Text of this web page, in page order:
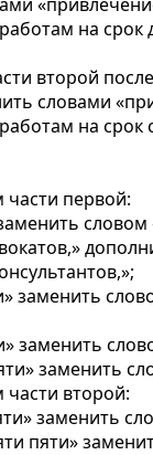
на срок
второй
словами
на срок
части первой:
словом
заменить
заменить
заменить
части второй:
заменить
пяти»